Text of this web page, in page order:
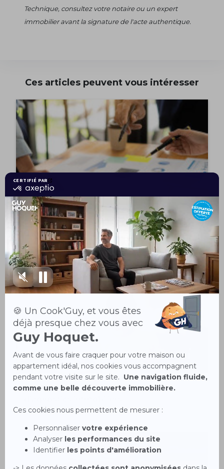
Technique, consultez votre notaire ou un expert
immobilier avant la signature de l'acte authentique.
Ces articles peuvent vous intéresser
Quelle durée de validité pour les
diagnostics immobiliers ?
Comment lire et interpréter des